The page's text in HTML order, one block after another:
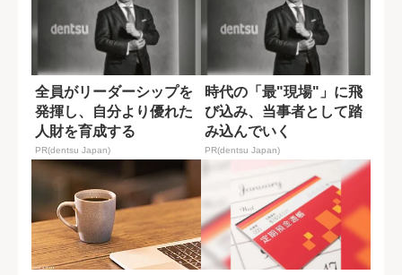
全員がリーダーシップを
発揮し、自分より優れた
人財を育成する
PR(dentsu Japan)
時代の「最"現場"」に飛
び込み、当事者として踏
み込んでいく
PR(dentsu Japan)